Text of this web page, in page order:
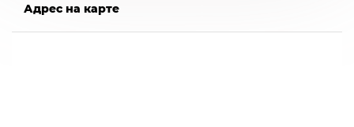
Адрес на карте